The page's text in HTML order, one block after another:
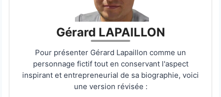
Gérard LAPAILLON
Pour présenter Gérard Lapaillon comme un
personnage fictif tout en conservant l'aspect
inspirant et entrepreneurial de sa biographie, voici
une version révisée :